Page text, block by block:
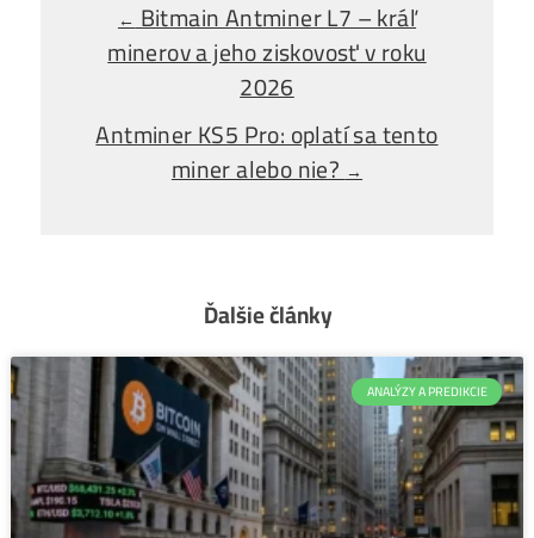
Alebo - pýtaj sa
Ozvi sa a naši odborníci Tiporadiaindividuálne.
Opýtaj sa Nás
Bitmain Antminer L7 – kráľ
minerov a jeho ziskovosť v roku
2026
Antminer KS5 Pro: oplatí sa tento
miner alebo nie?→